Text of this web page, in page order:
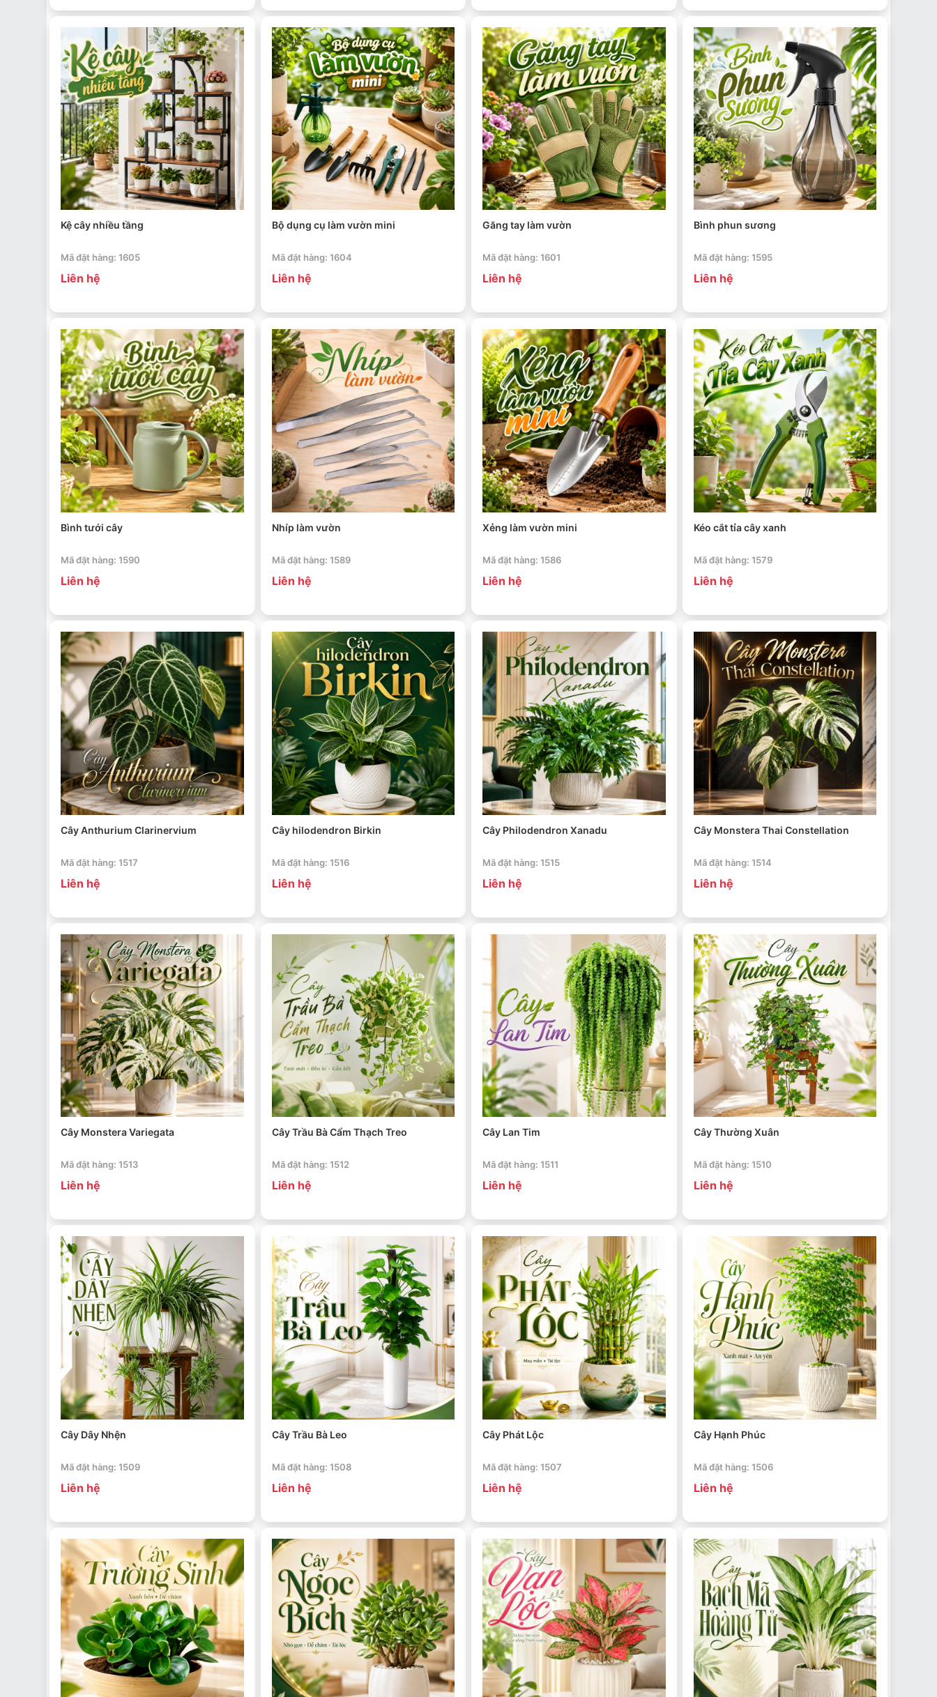
Kệ cây nhiều tầng
Mã đặt hàng: 1605
Liên hệ
Bộ dụng cụ làm vườn mini
Mã đặt hàng: 1604
Liên hệ
Găng tay làm vườn
Mã đặt hàng: 1601
Liên hệ
Bình phun sương
Mã đặt hàng: 1595
Liên hệ
Bình tưới cây
Mã đặt hàng: 1590
Liên hệ
Nhíp làm vườn
Mã đặt hàng: 1589
Liên hệ
Xẻng làm vườn mini
Mã đặt hàng: 1586
Liên hệ
Kéo cắt tỉa cây xanh
Mã đặt hàng: 1579
Liên hệ
Cây Anthurium Clarinervium
Mã đặt hàng: 1517
Liên hệ
Cây hilodendron Birkin
Mã đặt hàng: 1516
Liên hệ
Cây Philodendron Xanadu
Mã đặt hàng: 1515
Liên hệ
Cây Monstera Thai Constellation
Mã đặt hàng: 1514
Liên hệ
Cây Monstera Variegata
Mã đặt hàng: 1513
Liên hệ
Cây Trầu Bà Cẩm Thạch Treo
Mã đặt hàng: 1512
Liên hệ
Cây Lan Tim
Mã đặt hàng: 1511
Liên hệ
Cây Thường Xuân
Mã đặt hàng: 1510
Liên hệ
Cây Dây Nhện
Mã đặt hàng: 1509
Liên hệ
Cây Trầu Bà Leo
Mã đặt hàng: 1508
Liên hệ
Cây Phát Lộc
Mã đặt hàng: 1507
Liên hệ
Cây Hạnh Phúc
Mã đặt hàng: 1506
Liên hệ